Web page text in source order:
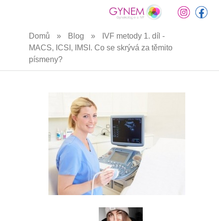
Domů » Blog »
IVF metody 1. díl -
MACS, ICSI, IMSI. Co se skrývá za těmito
písmeny?